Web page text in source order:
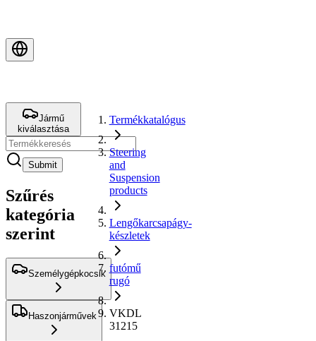
Jármű
kiválasztása
Submit
Szűrés
kategória
szerint
Személygépkocsik
Haszonjárművek
Termékkatalógus
Steering
and
Suspension
products
Lengőkarcsapágy-
készletek
futómű
rugó
VKDL
31215